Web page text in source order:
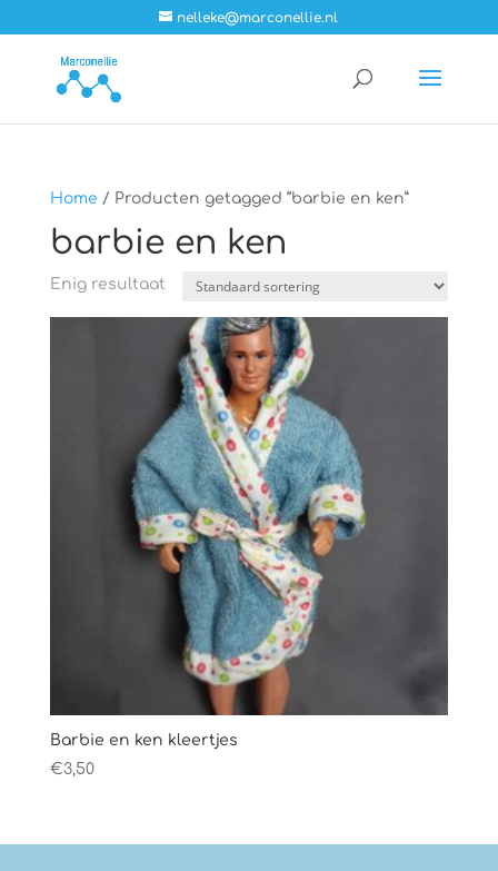
nelleke@marconellie.nl
Home / Producten getagged “barbie en ken”
barbie en ken
Enig resultaat
Barbie en ken kleertjes
€3,50